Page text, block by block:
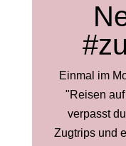
Einmal im
"Reisen
verpasst
Zugtrips und